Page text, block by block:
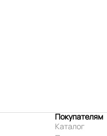
Покупателям
Каталог